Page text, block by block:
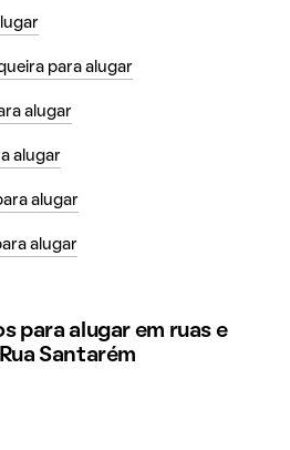
para alugar
alugar
alugar
alugar
alugar
para alugar em ruas e
Santarém